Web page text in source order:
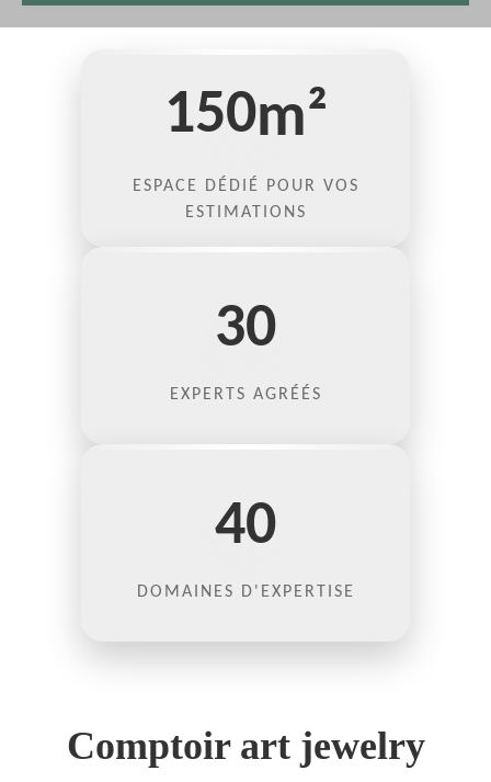
150m²
ESPACE DÉDIÉ POUR VOS
ESTIMATIONS
30
EXPERTS AGRÉÉS
40
DOMAINES D'EXPERTISE
Comptoir art jewelry